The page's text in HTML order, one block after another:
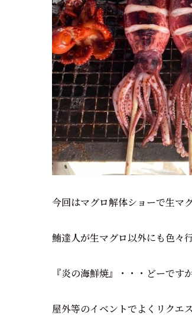
今回はマグロ解体ショーで生マ
鮪達人が生マグロ以外にも色々
『炎の海鮮焼』・・・どーです
屋外等のイベントでよくリクエ